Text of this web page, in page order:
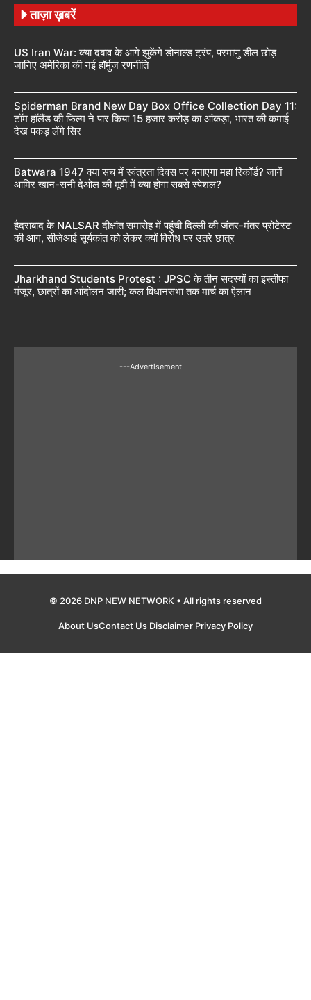
ताज़ा ख़बरें
US Iran War: क्या दबाव के आगे झुकेंगे डोनाल्ड ट्रंप, परमाणु डील छोड़
जानिए अमेरिका की नई हॉर्मुज रणनीति
Spiderman Brand New Day Box Office Collection Day 11:
टॉम हॉलैंड की फिल्म ने पार किया 15 हजार करोड़ का आंकड़ा, भारत की कमाई
देख पकड़ लेंगे सिर
Batwara 1947 क्या सच में स्वंत्रता दिवस पर बनाएगा महा रिकॉर्ड? जानें
आमिर खान-सनी देओल की मूवी में क्या होगा सबसे स्पेशल?
हैदराबाद के NALSAR दीक्षांत समारोह में पहुंची दिल्ली की जंतर-मंतर प्रोटेस्ट
की आग, सीजेआई सूर्यकांत को लेकर क्यों विरोध पर उतरे छात्र
Jharkhand Students Protest : JPSC के तीन सदस्यों का इस्तीफा
मंजूर, छात्रों का आंदोलन जारी; कल विधानसभा तक मार्च का ऐलान
---Advertisement---
© 2026 DNP NEW NETWORK • All rights reserved
About UsContact Us Disclaimer Privacy Policy